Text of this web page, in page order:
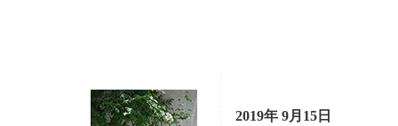
2019年 9月15日